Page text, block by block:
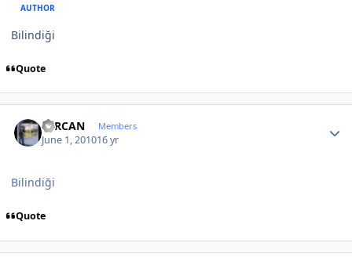
AUTHOR
Bilindiği
Quote
SERCAN Members
June 1, 201016 yr
Bilindiği
Quote